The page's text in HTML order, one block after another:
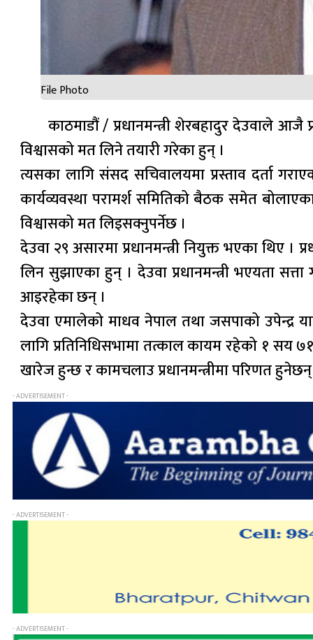
File Photo
काठमाडौं / प्रधानमन्त्री शेरबहादुर देउवाले
विश्वासको मत लिने तयारी गरेका हुन् ।
त्यसका लागि संसद सचिवालयमा प्रस्ताव दर्ता
कार्यव्यवस्था परामर्श समितिको बैठक समेत
विश्वासको मत लिइसक्नुपर्नेछ ।
देउवा २९ असारमा प्रधानमन्त्री नियुक्त भएका थिए
लिन सुझाएका हुन् । देउवा प्रधानमन्त्री भएयता
आइरहेका छन् ।
देउवा एमालेको माधव नेपाल तथा जसपाको उपेन्द्र
लागि प्रतिनिधिसभामा तत्काल कायम रहेको १ सय
खारेज हुन्छ र कामचलाउ प्रधानमन्त्रीमा परिणत
- ADVERTISEMENT -
- ADVERTISEMENT -
- ADVERTISEMENT -